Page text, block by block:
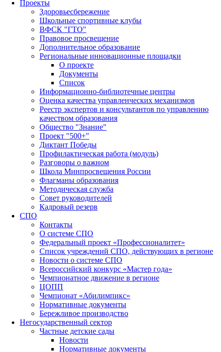
Проекты
Здоровьесбережение
Школьные спортивные клубы
ВФСК "ГТО"
Правовое просвещение
Дополнительное образование
Региональные инновационные площадки
О проекте
Документы
Список
Информационно-библиотечные центры
Оценка качества управленческих механизмов
Реестр экспертов и консультантов по управлению
качеством образования
Общество "Знание"
Проект "500+"
Диктант Победы
Профилактическая работа (модуль)
Разговоры о важном
Школа Минпросвещения России
Флагманы образования
Методическая служба
Совет руководителей
Кадровый резерв
СПО
Контакты
О системе СПО
Федеральный проект «Профессионалитет»
Список учреждений СПО, действующих в регионе
Новости о системе СПО
Всероссийский конкурс «Мастер года»
Чемпионатное движение в регионе
ЦОПП
Чемпионат «Абилимпикс»
Нормативные документы
Бережливое производство
Негосударственный сектор
Частные детские сады
Новости
Нормативные документы